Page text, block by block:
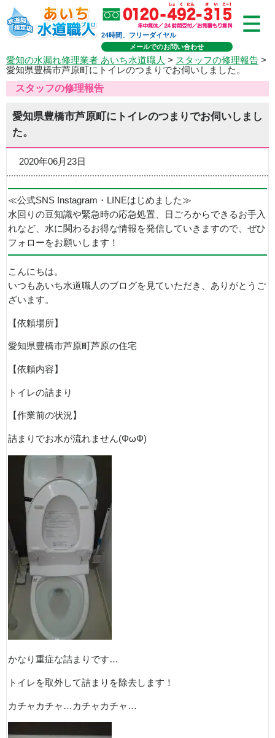
24時間、フリーダイヤル
メールでのお問い合わせ
愛知の水漏れ修理業者 あいち水道職人 > スタッフの修理報告 >
愛知県豊橋市芦原町にトイレのつまりでお伺いしました。
スタッフの修理報告
愛知県豊橋市芦原町にトイレのつまりでお伺いしまし
た。
2020年06月23日
≪公式SNS Instagram・LINEはじめました≫
水回りの豆知識や緊急時の応急処置、日ごろからできるお手入
れなど、水に関わるお得な情報を発信していきますので、ぜひ
フォローをお願いします！
こんにちは。
いつもあいち水道職人のブログを見ていただき、ありがとうご
ざいます。
【依頼場所】
愛知県豊橋市芦原町芦原の住宅
【依頼内容】
トイレの詰まり
【作業前の状況】
詰まりでお水が流れません(ΦωΦ)
かなり重症な詰まりです…
トイレを取外して詰まりを除去します！
カチャカチャ…カチャカチャ…